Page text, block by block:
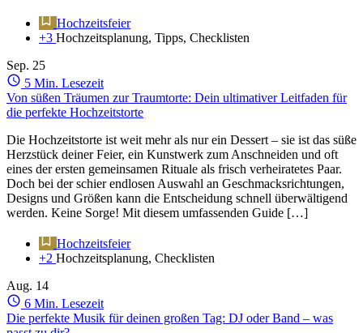
Hochzeitsfeier
+3 Hochzeitsplanung, Tipps, Checklisten
Sep. 25
5 Min. Lesezeit
Von süßen Träumen zur Traumtorte: Dein ultimativer Leitfaden für
die perfekte Hochzeitstorte
Die Hochzeitstorte ist weit mehr als nur ein Dessert – sie ist das süße
Herzstück deiner Feier, ein Kunstwerk zum Anschneiden und oft
eines der ersten gemeinsamen Rituale als frisch verheiratetes Paar.
Doch bei der schier endlosen Auswahl an Geschmacksrichtungen,
Designs und Größen kann die Entscheidung schnell überwältigend
werden. Keine Sorge! Mit diesem umfassenden Guide […]
Hochzeitsfeier
+2 Hochzeitsplanung, Checklisten
Aug. 14
6 Min. Lesezeit
Die perfekte Musik für deinen großen Tag: DJ oder Band – was